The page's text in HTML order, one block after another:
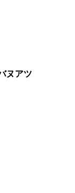
ヌアツ